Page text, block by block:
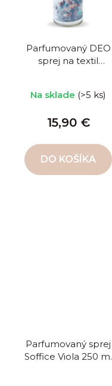
Parfumovaný DEO
sprej na textil
Na sklade (>5 ks)
15,90 €
DO KOŠÍKA
Parfumovaný sprej
Soffice Viola 250 ml